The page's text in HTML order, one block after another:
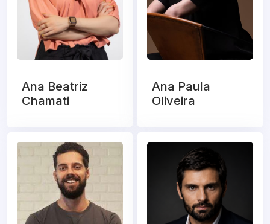
Ana Beatriz
Chamati
Ana Paula
Oliveira